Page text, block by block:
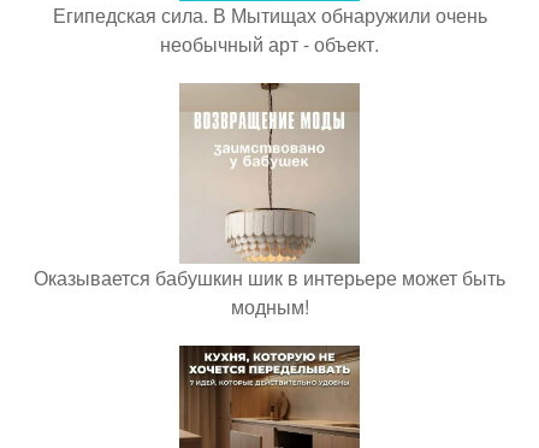
Египедская сила. В Мытищах обнаружили очень
необычный арт - объект.
Оказывается бабушкин шик в интерьере может быть
модным!